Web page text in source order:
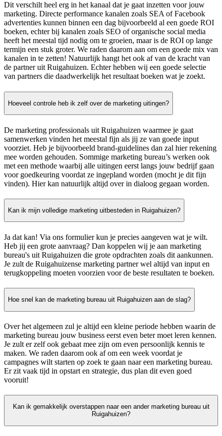
Dit verschilt heel erg in het kanaal dat je gaat inzetten voor jouw
marketing. Directe performance kanalen zoals SEA of Facebook
advertenties kunnen binnen een dag bijvoorbeeld al een goede ROI
boeken, echter bij kanalen zoals SEO of organische social media
heeft het meestal tijd nodig om te groeien, maar is de ROI op lange
termijn een stuk groter. We raden daarom aan om een goede mix van
kanalen in te zetten! Natuurlijk hangt het ook af van de kracht van
de partner uit Ruigahuizen. Echter hebben wij een goede selectie
van partners die daadwerkelijk het resultaat boeken wat je zoekt.
Hoeveel controle heb ik zelf over de marketing uitingen?
De marketing professionals uit Ruigahuizen waarmee je gaat
samenwerken vinden het meestal fijn als jij ze van goede input
voorziet. Heb je bijvoorbeeld brand-guidelines dan zal hier rekening
mee worden gehouden. Sommige marketing bureau’s werken ook
met een methode waarbij alle uitingen eerst langs jouw bedrijf gaan
voor goedkeuring voordat ze ingepland worden (mocht je dit fijn
vinden). Hier kan natuurlijk altijd over in dialoog gegaan worden.
Kan ik mijn volledige marketing uitbesteden in Ruigahuizen?
Ja dat kan! Via ons formulier kun je precies aangeven wat je wilt.
Heb jij een grote aanvraag? Dan koppelen wij je aan marketing
bureau's uit Ruigahuizen die grote opdrachten zoals dit aankunnen.
Je zult de Ruigahuizense marketing partner wel altijd van input en
terugkoppeling moeten voorzien voor de beste resultaten te boeken.
Hoe snel kan de marketing bureau uit Ruigahuizen aan de slag?
Over het algemeen zul je altijd een kleine periode hebben waarin de
marketing bureau jouw business eerst even beter moet leren kennen.
Je zult er zelf ook gebaat mee zijn om even persoonlijk kennis te
maken. We raden daarom ook af om een week voordat je
campagnes wilt starten op zoek te gaan naar een marketing bureau.
Er zit vaak tijd in opstart en strategie, dus plan dit even goed
vooruit!
Kan ik gemakkelijk overstappen naar een ander marketing bureau uit
Ruigahuizen?